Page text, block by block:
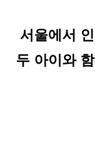
서울에서
두 아이와